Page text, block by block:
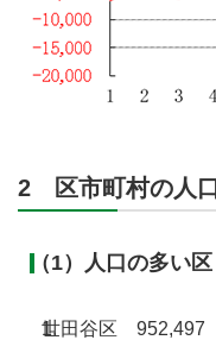
2 区市町村の人口
（1）人口の多い区
世田谷区 952,497